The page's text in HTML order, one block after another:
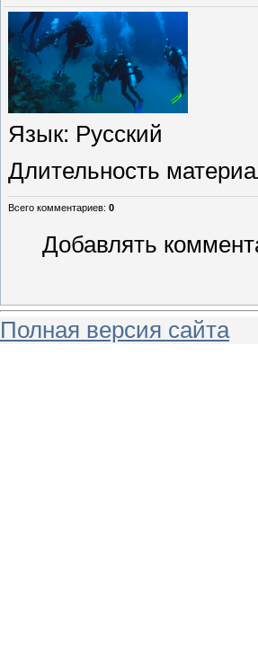
Язык: Русский
Длительность
Всего комментариев: 0
Добавлять
Полная версия сайта